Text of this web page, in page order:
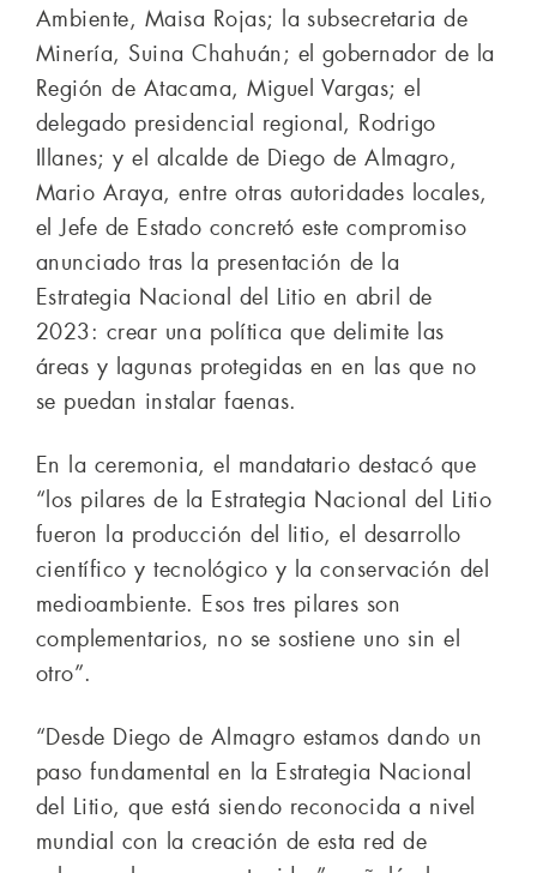
Ambiente, Maisa Rojas; la subsecretaria de
Minería, Suina Chahuán; el gobernador de la
Región de Atacama, Miguel Vargas; el
delegado presidencial regional, Rodrigo
Illanes; y el alcalde de Diego de Almagro,
Mario Araya, entre otras autoridades locales,
el Jefe de Estado concretó este compromiso
anunciado tras la presentación de la
Estrategia Nacional del Litio en abril de
2023: crear una política que delimite las
áreas y lagunas protegidas en en las que no
se puedan instalar faenas.
En la ceremonia, el mandatario destacó que
“los pilares de la Estrategia Nacional del Litio
fueron la producción del litio, el desarrollo
científico y tecnológico y la conservación del
medioambiente. Esos tres pilares son
complementarios, no se sostiene uno sin el
otro”.
“Desde Diego de Almagro estamos dando un
paso fundamental en la Estrategia Nacional
del Litio, que está siendo reconocida a nivel
mundial con la creación de esta red de